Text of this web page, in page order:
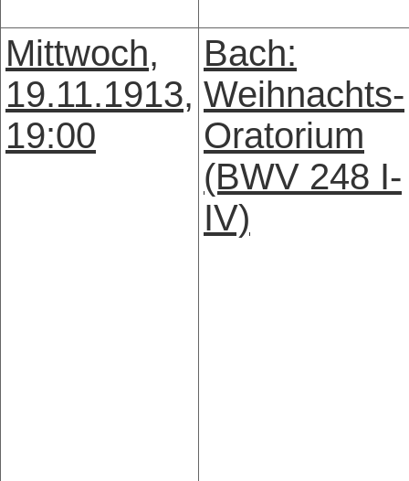
Mittwoch,
19.11.1913,
19:00
Bach:
Weihnachts-
Oratorium
(BWV 248 I-
IV)